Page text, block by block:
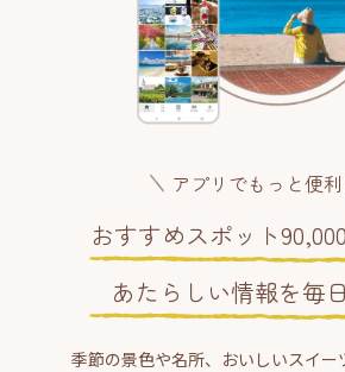
アプリでもっと便
おすすめスポット
あたらしい情報を毎
季節の景色や名所、おいしいスイー